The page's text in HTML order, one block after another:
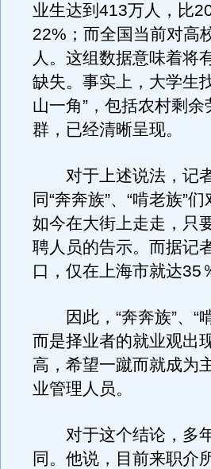
业生达到413万人，比
22%；而全国当前对高
人。这组数据意味着将
缺失。事实上，大学生
山一角”，包括农村剩
群，已经清晰呈现。
对于上述说法，记者
同“奔奔族”、“啃老族”
如今在大街上走走，只
聘人员的告示。而据记
口，仅在上海市就达35
因此，“奔奔族”、“
而是择业者的就业观出
高，希望一蹴而就成为
业管理人员。
对于这个结论，多年
同。他说，目前来职介